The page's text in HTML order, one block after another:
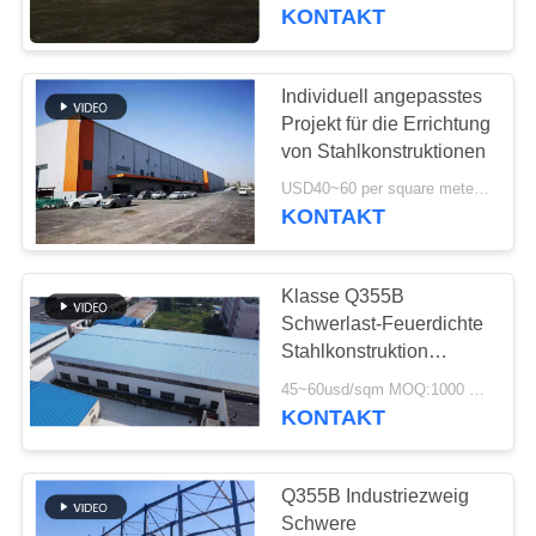
UNS
WERKSBESICHTIGUNG
QUALITÄTSKONTROLLE
KONTAKT
NEUIGKEITEN
FÄLLE
SITEMAP
Stahlkonstruktion
Lager
198
Architektonischer
Baustahl
Industrie
KONTAKT
Individuell angepasstes
Projekt für die Errichtung
von Stahlkonstruktionen
USD40~60 per square meter MOQ:1000 Quadratmeter
KONTAKT
Klasse Q355B
Schwerlast-Feuerdichte
Stahlkonstruktion
Werkstatt Gebäude Bau
KONTAKT
Q355B Industriezweig
Schwere